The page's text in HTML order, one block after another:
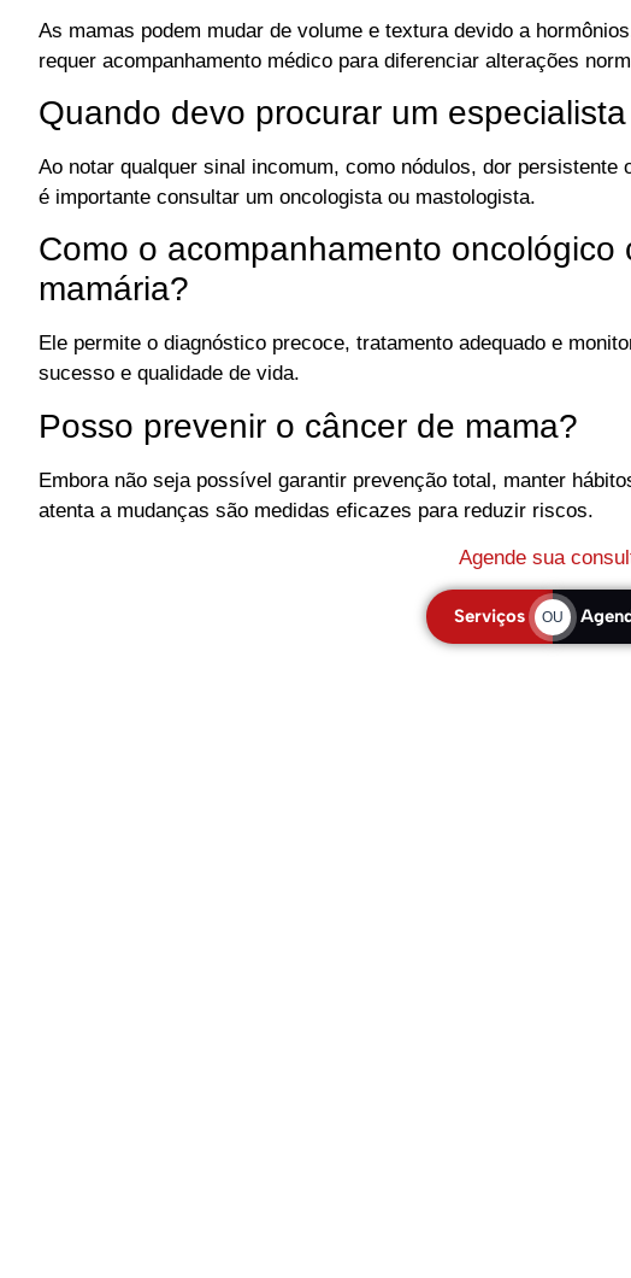
As mamas podem mudar de volume e textura devido a
requer acompanhamento médico para diferenciar alterações
Quando devo procurar um
Ao notar qualquer sinal incomum, como nódulos, dor
é importante consultar um oncologista ou mastologista.
Como o acompanhamento oncológico
mamária?
Ele permite o diagnóstico precoce, tratamento adequado e
sucesso e qualidade de vida.
Posso prevenir o câncer de mama?
Embora não seja possível garantir prevenção total, manter
atenta a mudanças são medidas eficazes para reduzir riscos.
Agende sua
Serviços OU